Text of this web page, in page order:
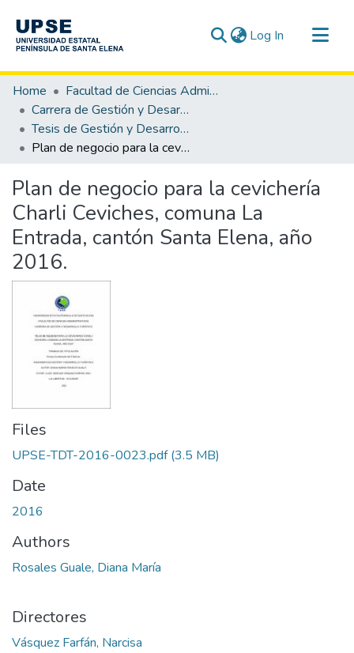
Log In (current)
Communities & Collections
All of DSpace
Statistics
Home
Facultad de Ciencias Administrativas
Carrera de Gestión y Desarrollo Turístico
Tesis de Gestión y Desarrollo Turístico
Plan de negocio para la cevichería Charli Ceviches, comuna La Entrada, cantón Santa Elena, año 2016.
Plan de negocio para la cevichería
Charli Ceviches, comuna La
Entrada, cantón Santa Elena, año
2016.
Files
UPSE-TDT-2016-0023.pdf(3.5 MB)
Date
2016
Authors
Rosales Guale, Diana María
Directores
Vásquez Farfán, Narcisa